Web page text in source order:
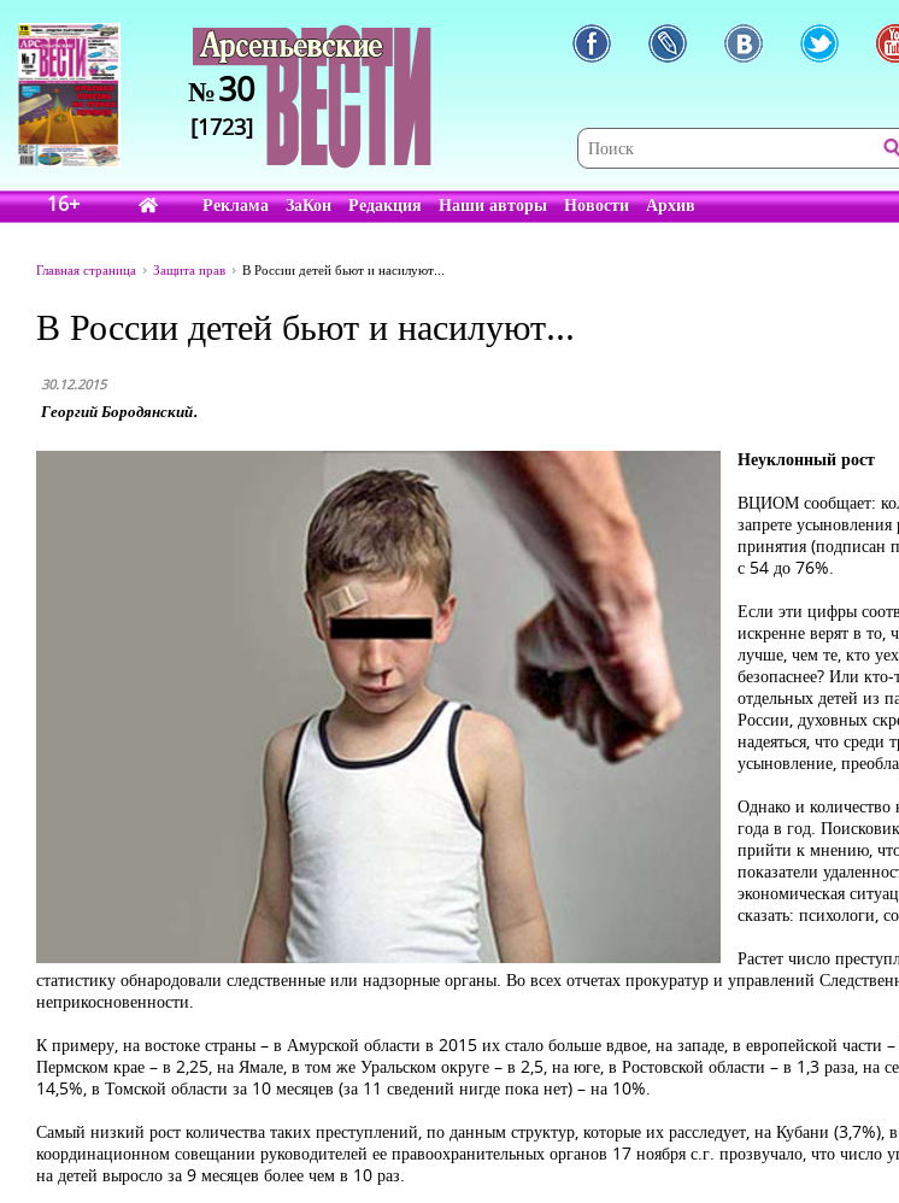
№30
[1723]
16+ Реклама ЗаКон Редакция Наши авторы Новости Архив
Главная страница Защита прав В России детей бьют и насилуют...
В России детей бьют и насилуют...
30.12.2015
Георгий Бородянский.
Неуклонный рост
ВЦИОМ сообщает:
запрете
принятия (подписан
с 54 до 76%.
Если эти цифры
искренне верят в то,
лучше, чем те, кто
безопаснее? Или
отдельных детей из
России, духовных
надеяться, что
усыновление,
Однако и количество
года в год.
прийти к мнению,
показатели
экономическая
сказать: психологи,
Растет число
статистику обнародовали следственные или надзорные органы. Во всех отчетах прокуратур и управлений
неприкосновенности.
К примеру, на востоке страны – в Амурской области в 2015 их стало больше вдвое, на западе, в европейской части
Пермском крае – в 2,25, на Ямале, в том же Уральском округе – в 2,5, на юге, в Ростовской области – в 1,3 раза, на
14,5%, в Томской области за 10 месяцев (за 11 сведений нигде пока нет) – на 10%.
Самый низкий рост количества таких преступлений, по данным структур, которые их расследует, на Кубани
координационном совещании руководителей ее правоохранительных органов 17 ноября с.г. прозвучало, что число
на детей выросло за 9 месяцев более чем в 10 раз.